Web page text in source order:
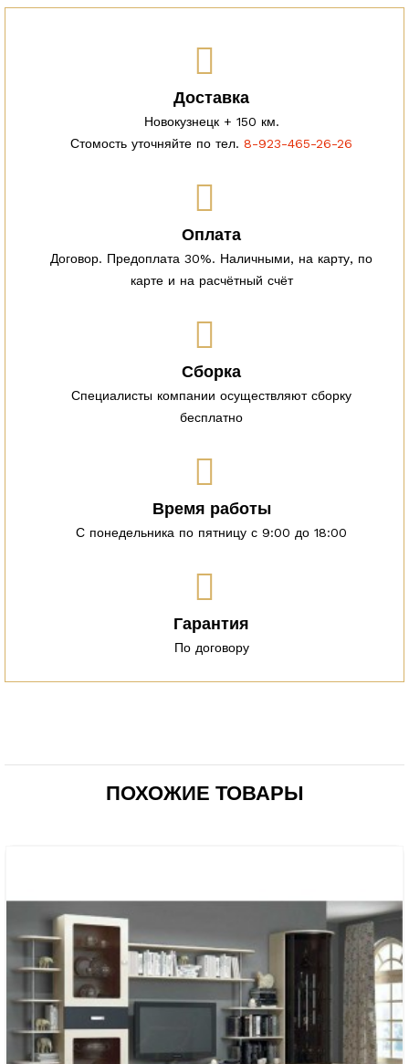
Доставка
Новокузнецк + 150 км.
Стомость уточняйте по тел. 8-923-465-26-26
Оплата
Договор. Предоплата 30%. Наличными, на карту, по
карте и на расчётный счёт
Сборка
Специалисты компании осуществляют сборку
бесплатно
Время работы
С понедельника по пятницу с 9:00 до 18:00
Гарантия
По договору
ПОХОЖИЕ ТОВАРЫ